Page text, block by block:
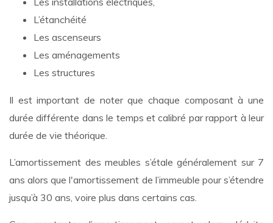
L’étanchéité
Les ascenseurs
Les aménagements
Les structures
Il est important de noter que chaque composant à une
durée différente dans le temps et calibré par rapport à leur
durée de vie théorique.
L’amortissement des meubles s’étale généralement sur 7
ans alors que l'amortissement de l’immeuble pour s’étendre
jusqu’à 30 ans, voire plus dans certains cas.